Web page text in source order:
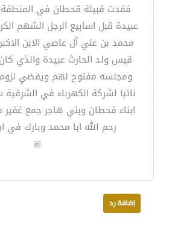
فقدت قبيلة قحطان في المنطقة
عبيدة قبل اسابيع الرجل الشهم
محمد بن علي آل عاصي الابن
قيس ولد الحارث عبيدة والذي
ومجلسه مفتوح لهم ويقضي
نائبا لشركة الكهرباء في
ابناء قحطان وبني هاجر جمع غفير
رحم الله ابا محمد وبارك في